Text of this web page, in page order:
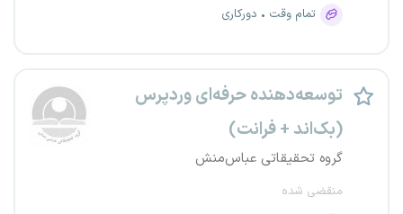
تمام وقت
دورکاری
توسعه‌دهنده حرفه‌ای وردپرس
(بک‌اند + فرانت)
گروه تحقیقاتی عباس‌منش
منقضی شده